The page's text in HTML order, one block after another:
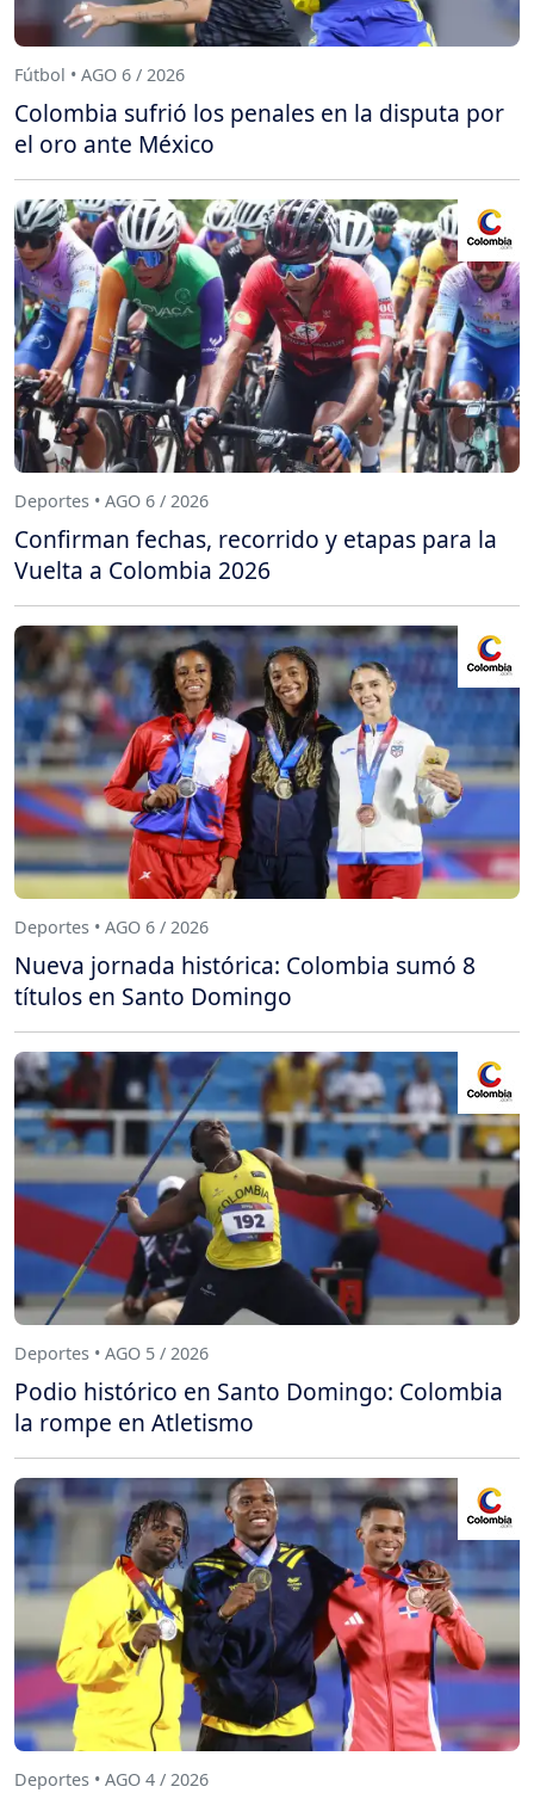
Fútbol • AGO 6 / 2026
Colombia sufrió los penales en la disputa por
el oro ante México
Deportes • AGO 6 / 2026
Confirman fechas, recorrido y etapas para la
Vuelta a Colombia 2026
Deportes • AGO 6 / 2026
Nueva jornada histórica: Colombia sumó 8
títulos en Santo Domingo
Deportes • AGO 5 / 2026
Podio histórico en Santo Domingo: Colombia
la rompe en Atletismo
Deportes • AGO 4 / 2026